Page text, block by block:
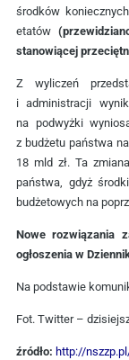
środków
etatów
stanowiącej
Z wyliczeń
i administracji
na podwyżki
z budżetu państwa
18 mld zł. Ta
państwa, gdyż
budżetowych na
Nowe rozwiązania
ogłoszenia w
Na podstawie
Fot. Twitter –
źródło: http://